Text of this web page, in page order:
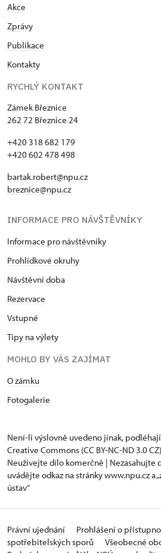
Akce
Zprávy
Publikace
Kontakty
RYCHLÝ KONTAKT
Zámek Březnice
262 72 Březnice 24
+420 318 682 179
+420 602 478 498
bartak.robert@npu.cz
breznice@npu.cz
INFORMACE PRO NÁVŠTĚVNÍKY
Informace pro návštěvníky
Prohlídkové okruhy
Návštěvní doba
Rezervace
Vstupné
Tipy na výlety
MOHLO BY VÁS ZAJÍMAT
O zámku
Fotogalerie
Není-li výslovně uvedeno jinak,
Creative Commons (CC BY-NC-ND 3.0
Neužívejte dílo komerčně | Nezasahujte
uvádějte odkaz na stránky www.npu.cz a
ústav“
Právní ujednání Prohlášení o
spotřebitelských sporů
Všeobecné